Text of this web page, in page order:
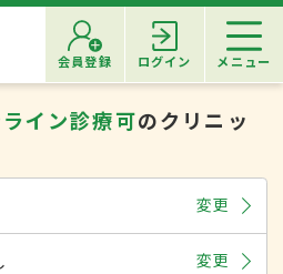
会員登録 ログイン メニュー
イン診療可のクリニッ
変更
変更